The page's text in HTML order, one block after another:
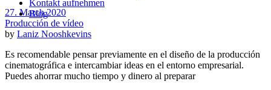
Kontakt aufnehmen
Blog
27. March 2020
Producción de vídeo
by Laniz Nooshkevins
Es recomendable pensar previamente en el diseño de la producción
cinematográfica e intercambiar ideas en el entorno empresarial.
Puedes ahorrar mucho tiempo y dinero al preparar